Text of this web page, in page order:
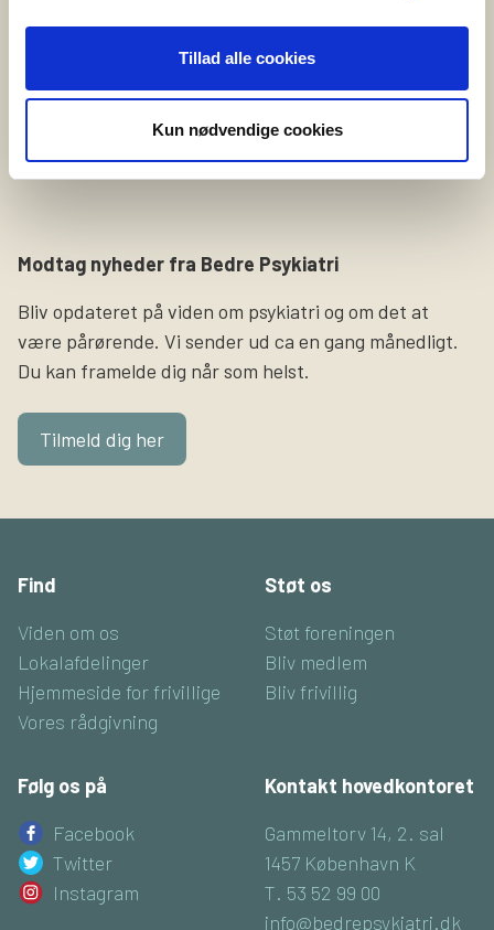
Tillad alle cookies
Kun nødvendige cookies
lyst til at dele sine erfaringer og oplevelser på video.
selvskade som symptom og gøre pårørende klogere på,
hvordan det føles at leve med det i hverdagen.
Slutresultatet bliver tre […]
Modtag nyheder fra Bedre Psykiatri
Bliv opdateret på viden om psykiatri og om det at
være pårørende. Vi sender ud ca en gang månedligt.
Du kan framelde dig når som helst.
Tilmeld dig her
Find
Viden om os
Lokalafdelinger
Hjemmeside for frivillige
Vores rådgivning
Støt os
Støt foreningen
Bliv medlem
Bliv frivillig
Følg os på
Facebook
Twitter
Instagram
Kontakt hovedkontoret
Gammeltorv 14, 2. sal
1457 København K
T. 53 52 99 00
info@bedrepsykiatri.dk